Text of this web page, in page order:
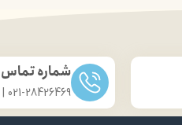
شماره تماس
021-28426469 | 031-33686592